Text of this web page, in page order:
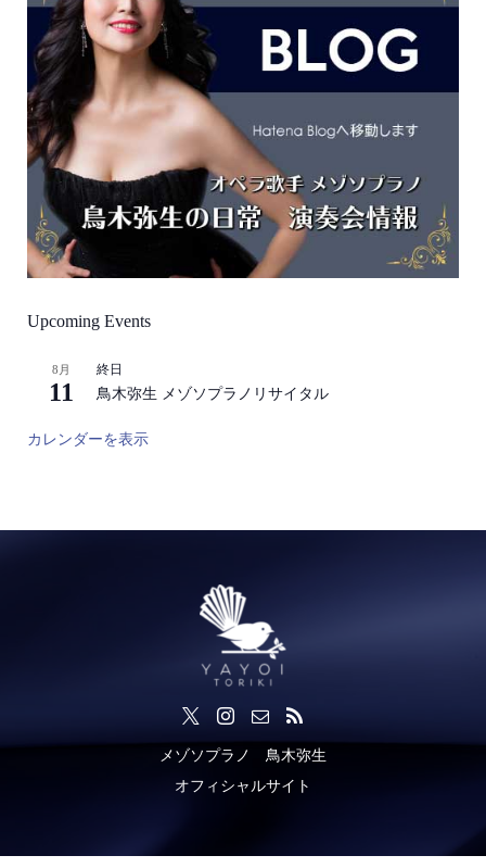
Upcoming Events
8月
11
終日
鳥木弥生 メゾソプラノリサイタル
カレンダーを表示
メゾソプラノ 鳥木弥生
オフィシャルサイト